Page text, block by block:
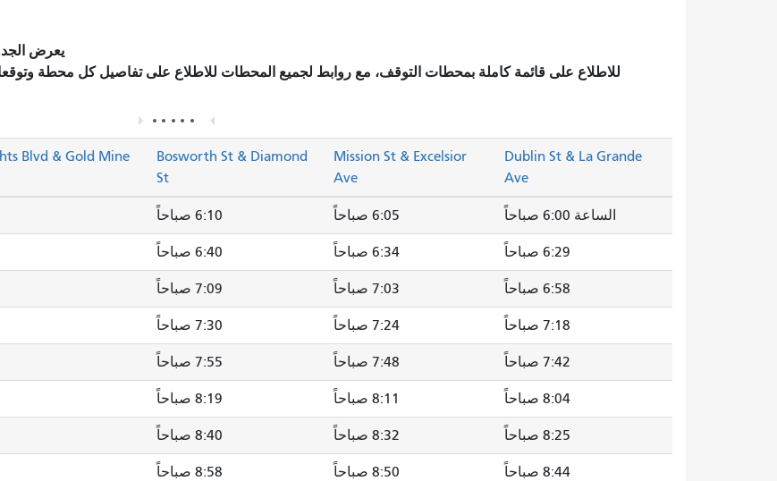
يعرض
للاطلاع على قائمة كاملة بمحطات التوقف، مع روابط لجميع المحطات للاطلاع على تفاصيل كل محطة
Dublin St & La Grande
Ave
Mission St & Excelsior
Ave
Bosworth St & Diamond
St
Blvd & Gold Mine
الساعة 6:00 صباحاً 6:05 صباحاً 6:10 صباحاً
6:29 صباحاً 6:34 صباحاً 6:40 صباحاً
6:58 صباحاً 7:03 صباحاً 7:09 صباحاً
7:18 صباحاً 7:24 صباحاً 7:30 صباحاً
7:42 صباحاً 7:48 صباحاً 7:55 صباحاً
8:04 صباحاً 8:11 صباحاً 8:19 صباحاً
8:25 صباحاً 8:32 صباحاً 8:40 صباحاً
8:44 صباحاً 8:50 صباحاً 8:58 صباحاً